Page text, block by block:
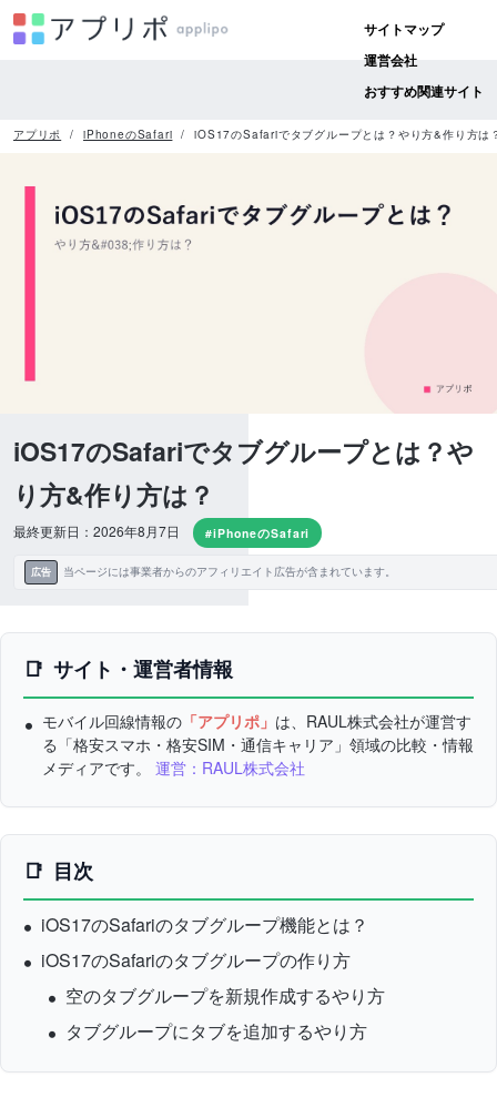
サイトマップ
運営会社
おすすめ関連サイト
アプリポ iPhoneのSafari iOS17のSafariでタブグループとは？やり方&作り方は
iOS17のSafariでタブグループとは？や
り方&作り方は？
最終更新日：2026年8月7日 #iPhoneのSafari
広告 当ページには事業者からのアフィリエイト広告が含まれています。
サイト・運営者情報
モバイル回線情報の 「アプリポ」 は、RAUL株式会社が運営す
る「格安スマホ・格安SIM・通信キャリア」領域の比較・情報
メディアです。 運営：RAUL株式会社
目次
iOS17のSafariのタブグループ機能とは？
iOS17のSafariのタブグループの作り方
空のタブグループを新規作成するやり方
タブグループにタブを追加するやり方